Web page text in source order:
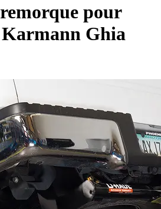
pour
Ghia